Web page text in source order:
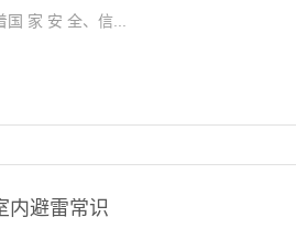
家 安 全、信...
内避雷常识